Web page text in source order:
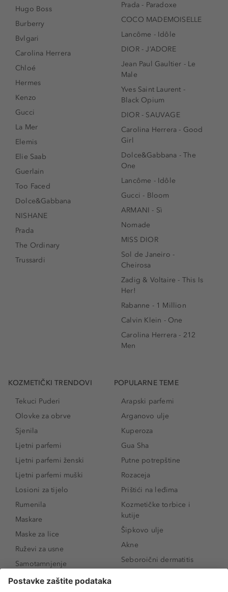
Hugo Boss
Burberry
Bvlgari
Carolina Herrera
Chloé
Hermes
Kenzo
Gucci
La Mer
Elemis
Elie Saab
Guerlain
Too Faced
Dolce&Gabbana
NISHANE
Prada
The Ordinary
Trussardi
Prada - Paradoxe
COCO MADEMOISELLE
Lancôme - Idôle
DIOR - J’ADORE
Jean Paul Gaultier - Le
Male
Yves Saint Laurent -
Black Opium
DIOR - SAUVAGE
Carolina Herrera - Good
Girl
Dolce&Gabbana - The
One
Lancôme - Idôle
Gucci - Bloom
ARMANI - Sì
Nomade
MISS DIOR
Sol de Janeiro -
Cheirosa
Zadig & Voltaire - This Is
Her!
Rabanne - 1 Million
Calvin Klein - One
Carolina Herrera - 212
Men
KOZMETIČKI TRENDOVI
Tekuci Puderi
Olovke za obrve
Sjenila
Ljetni parfemi
Ljetni parfemi ženski
Ljetni parfemi muški
Losioni za tijelo
Rumenila
Maskare
Maske za lice
Ruževi za usne
Samotamnjenje
Puderi
POPULARNE TEME
Arapski parfemi
Arganovo ulje
Kuperoza
Gua Sha
Putne potrepštine
Rozaceja
Prištići na leđima
Kozmetičke torbice i
kutije
Šipkovo ulje
Akne
Seboroični dermatitis